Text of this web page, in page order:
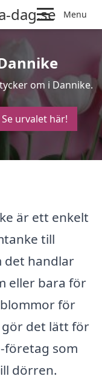
dag.se Menu
om i Dannike.
Se urvalet här!
är ett enkelt
till
det handlar
eller bara för
för
det lätt för
företag som
dörren.